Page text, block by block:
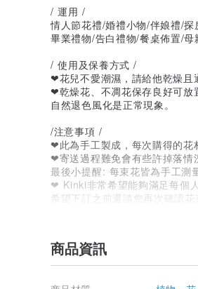
/ 運用 /
情人節花禮/婚禮小物/伴娘禮/
畢業禮物/告白禮物/餐桌佈置/母
/ 使用及保養方式 /
❤花兒不愛潮濕，請給他乾燥且
❤乾燥花、不凋花保存良好可放
自然退色風化是正常現象。
/注意事項 /
❤此為手工製成，每次購得的花
❤寄送過程難免會有些許掉落情
最後小提醒: 每束花皆為手工測
❤ Kinki非常希望能夠滿足每個
希望下訂之前還請您再次確認
產地/製造方式
產地台灣 手工製作
商品資訊